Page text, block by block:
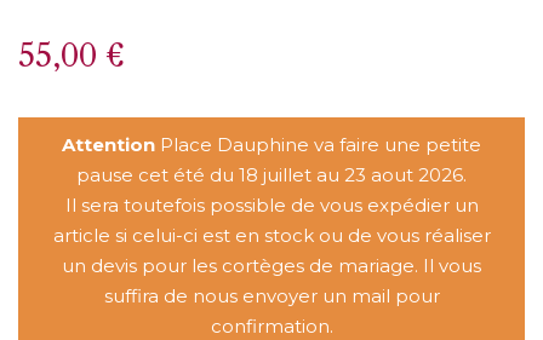
55,00 €
Attention Place Dauphine va faire une petite
pause cet été du 18 juillet au 23 aout 2026.
Il sera toutefois possible de vous expédier un
article si celui-ci est en stock ou de vous réaliser
un devis pour les cortèges de mariage. Il vous
suffira de nous envoyer un mail pour
confirmation.